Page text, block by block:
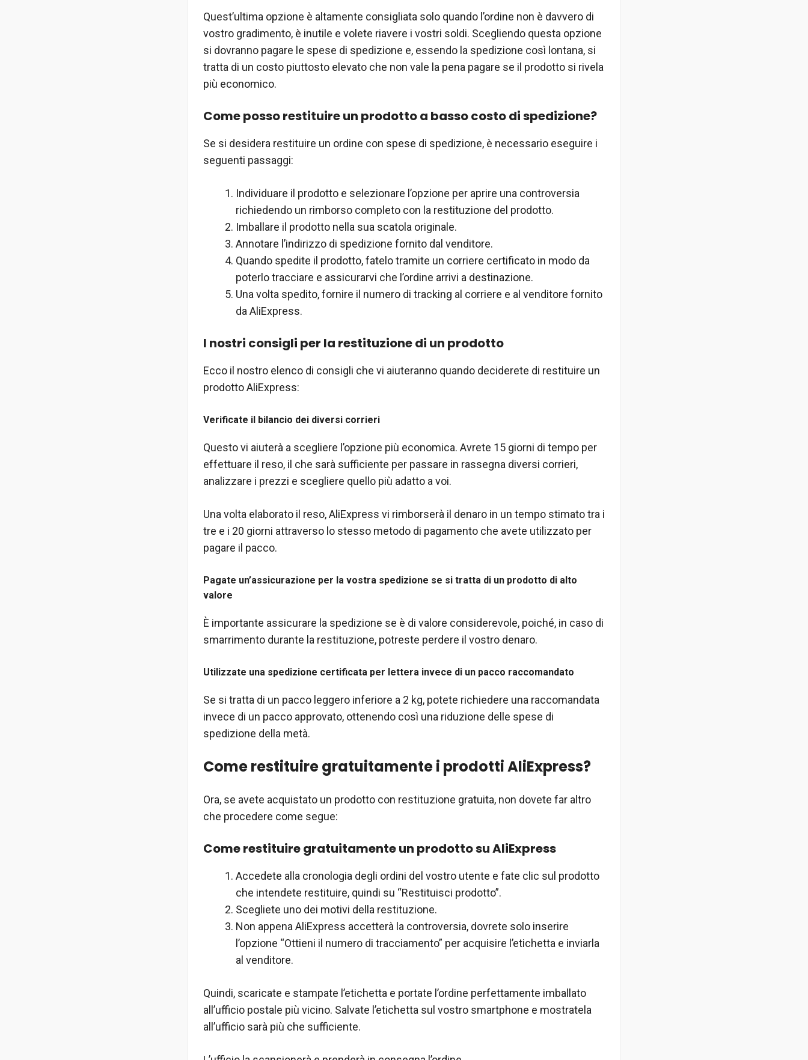
Quest’ultima opzione è altamente consigliata solo quando l’ordine non è davvero di
vostro gradimento, è inutile e volete riavere i vostri soldi. Scegliendo questa opzione
si dovranno pagare le spese di spedizione e, essendo la spedizione così lontana, si
tratta di un costo piuttosto elevato che non vale la pena pagare se il prodotto si rivela
più economico.
Come posso restituire un prodotto a basso costo di spedizione?
Se si desidera restituire un ordine con spese di spedizione, è necessario eseguire i
seguenti passaggi:
Individuare il prodotto e selezionare l’opzione per aprire una controversia
richiedendo un rimborso completo con la restituzione del prodotto.
Imballare il prodotto nella sua scatola originale.
Annotare l’indirizzo di spedizione fornito dal venditore.
Quando spedite il prodotto, fatelo tramite un corriere certificato in modo da
poterlo tracciare e assicurarvi che l’ordine arrivi a destinazione.
Una volta spedito, fornire il numero di tracking al corriere e al venditore fornito
da AliExpress.
I nostri consigli per la restituzione di un prodotto
Ecco il nostro elenco di consigli che vi aiuteranno quando deciderete di restituire un
prodotto AliExpress:
Verificate il bilancio dei diversi corrieri
Questo vi aiuterà a scegliere l’opzione più economica. Avrete 15 giorni di tempo per
effettuare il reso, il che sarà sufficiente per passare in rassegna diversi corrieri,
analizzare i prezzi e scegliere quello più adatto a voi.
Una volta elaborato il reso, AliExpress vi rimborserà il denaro in un tempo stimato tra i
tre e i 20 giorni attraverso lo stesso metodo di pagamento che avete utilizzato per
pagare il pacco.
Pagate un’assicurazione per la vostra spedizione se si tratta di un prodotto di alto
valore
È importante assicurare la spedizione se è di valore considerevole, poiché, in caso di
smarrimento durante la restituzione, potreste perdere il vostro denaro.
Utilizzate una spedizione certificata per lettera invece di un pacco raccomandato
Se si tratta di un pacco leggero inferiore a 2 kg, potete richiedere una raccomandata
invece di un pacco approvato, ottenendo così una riduzione delle spese di
spedizione della metà.
Come restituire gratuitamente i prodotti AliExpress?
Ora, se avete acquistato un prodotto con restituzione gratuita, non dovete far altro
che procedere come segue:
Come restituire gratuitamente un prodotto su AliExpress
Accedete alla cronologia degli ordini del vostro utente e fate clic sul prodotto
che intendete restituire, quindi su “Restituisci prodotto”.
Scegliete uno dei motivi della restituzione.
Non appena AliExpress accetterà la controversia, dovrete solo inserire
l’opzione “Ottieni il numero di tracciamento” per acquisire l’etichetta e inviarla
al venditore.
Quindi, scaricate e stampate l’etichetta e portate l’ordine perfettamente imballato
all’ufficio postale più vicino. Salvate l’etichetta sul vostro smartphone e mostratela
all’ufficio sarà più che sufficiente.